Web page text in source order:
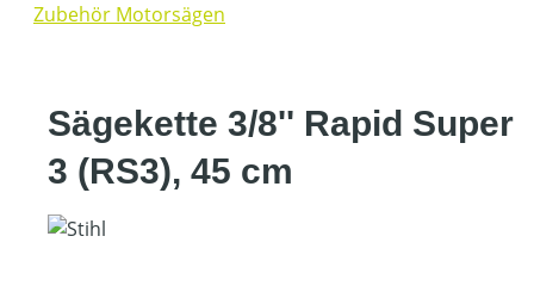
Zubehör Motorsägen
Sägekette 3/8'' Rapid Super
3 (RS3), 45 cm